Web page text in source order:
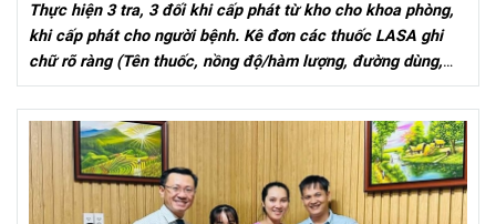
Thực hiện 3 tra, 3 đối khi cấp phát từ kho cho khoa phòng,
khi cấp phát cho người bệnh. Kê đơn các thuốc LASA ghi
chữ rõ ràng (Tên thuốc, nồng độ/hàm lượng, đường dùng,
chẩn đoán....) để tránh nhầm lẫn.